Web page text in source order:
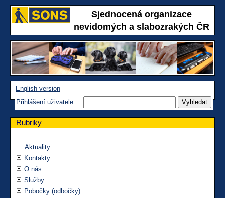
Sjednocená organizace
nevidomých a slabozrakých ČR
English version
Přihlášení uživatele
Rubriky
Aktuality
Kontakty
O nás
Služby
Pobočky (odbočky)